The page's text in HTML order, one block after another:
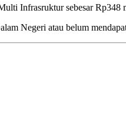
Infrasruktur sebesar Rp348
Negeri atau belum